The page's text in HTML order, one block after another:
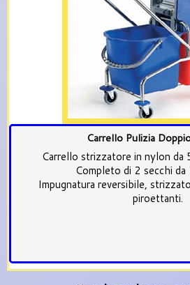
Carrello Pulizia
Carrello strizzatore in nylon da
Completo di 2 secchi
Impugnatura reversibile,
piroettanti.